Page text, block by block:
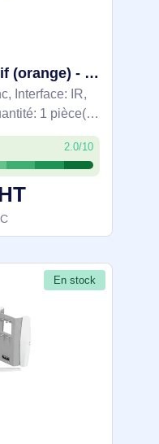
Epson Stylet Interactif (orange) - ELPPN04A - V12H666010
Interface: IR,
1 pièce(s),
du
palette: 1380
2.0/10
En stock